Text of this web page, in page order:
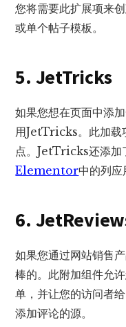
您将需要此扩展项来
或单个帖子模板。
5. JetTricks
如果您想在页面中添
用JetTricks。此加载
点。JetTricks还添加
Elementor中的列应
6.
如果您通过网站销售
棒的。此附加组件允
单，并让您的访问者
添加评论的源。